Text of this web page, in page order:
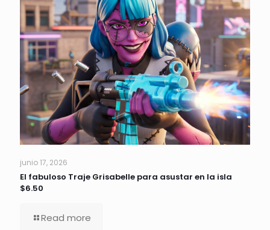
junio 17, 2026
El fabuloso Traje Grisabelle para asustar en la isla
$6.50
Read more